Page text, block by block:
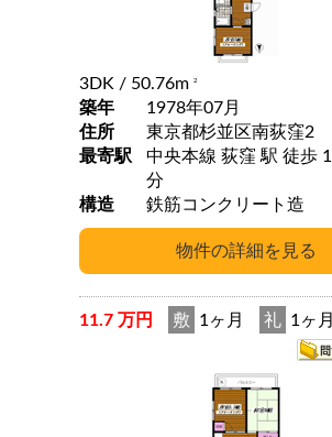
3DK / 50.76m 2
築年
1978年07月
住所
東京都杉並区南荻窪2
最寄駅
中央本線 荻窪 駅 徒歩 13
分
構造
鉄筋コンクリート造
11.7 万円 敷 1ヶ月 礼 1ヶ月